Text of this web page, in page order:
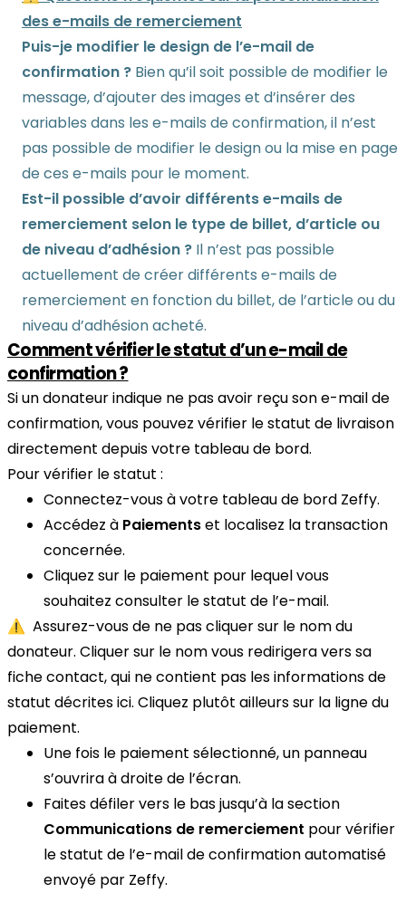
des e-mails de remerciement
Puis-je modifier le design de l’e-mail de
confirmation ? Bien qu’il soit possible de modifier le
message, d’ajouter des images et d’insérer des
variables dans les e-mails de confirmation, il n’est
pas possible de modifier le design ou la mise en page
de ces e-mails pour le moment.
Est-il possible d’avoir différents e-mails de
remerciement selon le type de billet, d’article ou
de niveau d’adhésion ? Il n’est pas possible
actuellement de créer différents e-mails de
remerciement en fonction du billet, de l’article ou du
niveau d’adhésion acheté.
Comment vérifier le statut d’un e-mail de
confirmation ?
Si un donateur indique ne pas avoir reçu son e-mail de
confirmation, vous pouvez vérifier le statut de livraison
directement depuis votre tableau de bord.
Pour vérifier le statut :
Connectez-vous à votre tableau de bord Zeffy.
Accédez à Paiementset localisez la transaction
concernée.
Cliquez sur le paiement pour lequel vous
souhaitez consulter le statut de l’e-mail.
⚠️ Assurez-vous de ne pas cliquer sur le nom du
donateur. Cliquer sur le nom vous redirigera vers sa
fiche contact, qui ne contient pas les informations de
statut décrites ici. Cliquez plutôt ailleurs sur la ligne du
paiement.
Une fois le paiement sélectionné, un panneau
s’ouvrira à droite de l’écran.
Faites défiler vers le bas jusqu’à la section
Communications de remerciement pour vérifier
le statut de l’e-mail de confirmation automatisé
envoyé par Zeffy.